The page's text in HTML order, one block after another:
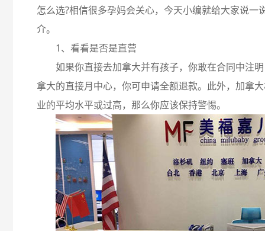
怎么选?相信很多孕妈会关心，今天小编就给大家说一
介。
1、看看是否是直营
如果你直接去加拿大并有孩子，你敢在合同中注
拿大的直接月中心，你可申请全额退款。此外，加拿
业的平均水平或过高，那么你应该保持警惕。